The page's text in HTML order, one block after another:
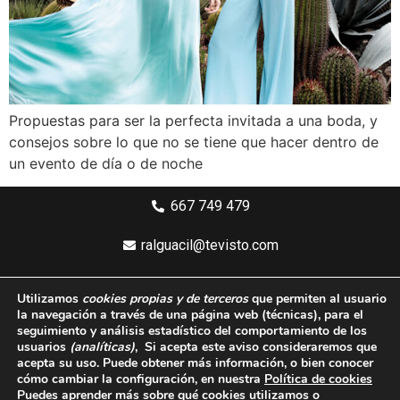
Propuestas para ser la perfecta invitada a una boda, y
consejos sobre lo que no se tiene que hacer dentro de
un evento de día o de noche
667 749 479
ralguacil@tevisto.com
Aviso legal
Política de privacidad
Política de cookies
Utilizamos cookies propias y de tercerosque permiten al usuario
la navegación a través de una página web (técnicas), para el
seguimiento y análisis estadístico del comportamiento de los
usuarios (analíticas), Si acepta este aviso consideraremos que
acepta su uso. Puede obtener más información, o bien conocer
cómo cambiar la configuración, en nuestra Política de cookies
Puedes aprender más sobre qué cookies utilizamos o